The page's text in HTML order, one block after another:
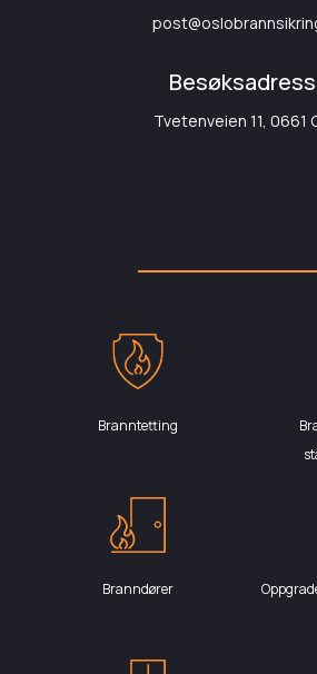
Tvetenveien 11, 0661
Branntetting
Branndører